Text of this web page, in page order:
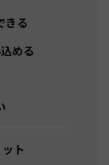
きる
める
ト